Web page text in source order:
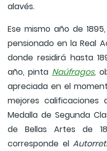
alavés.
Ese mismo año de
pensionado en la Real
donde residirá hasta
año, pinta Naúfragos,
apreciada en el
mejores
Medalla de Segunda
de Bellas Artes de
corresponde el